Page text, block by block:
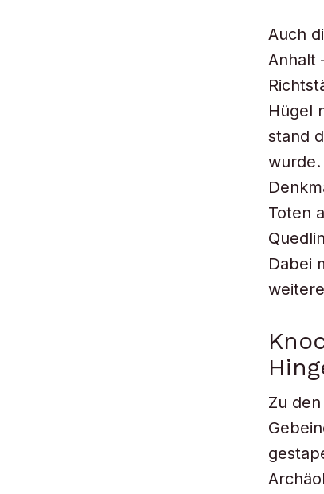
Auch
Anhalt
Hügel
stand
wurde.
Toten
Dabei
Zu